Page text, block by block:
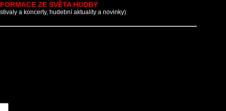
ZE SVĚTA HUDBY
a koncerty, hudební aktuality a novinky)